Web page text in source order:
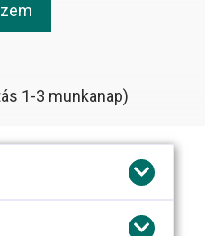
1-3 munkanap)